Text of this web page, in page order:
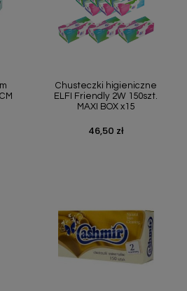
Chusteczki higieniczne
ELFI Friendly 2W 150szt.
MAXI BOX x15
Cena
46,50 zł